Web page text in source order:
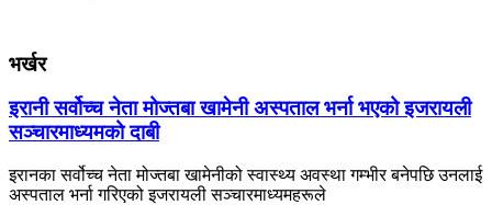
भर्खर
इरानी सर्वोच्च नेता मोज्तबा खामेनी अस्पताल भर्ना भएको इजरायली
सञ्चारमाध्यमको दाबी
इरानका सर्वोच्च नेता मोज्तबा खामेनीको स्वास्थ्य अवस्था गम्भीर बनेपछि उनलाई
अस्पताल भर्ना गरिएको इजरायली सञ्चारमाध्यमहरूले